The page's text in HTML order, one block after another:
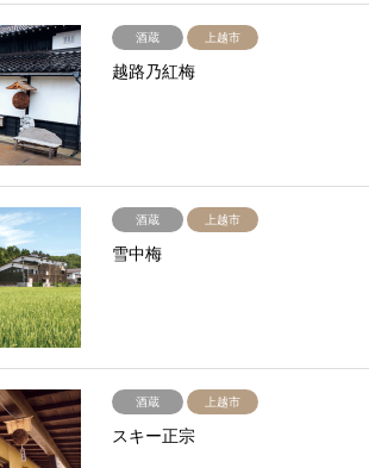
酒蔵 上越市
越路乃紅梅
酒蔵 上越市
雪中梅
酒蔵 上越市
スキー正宗